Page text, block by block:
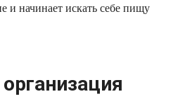
и начинает искать себе пищу